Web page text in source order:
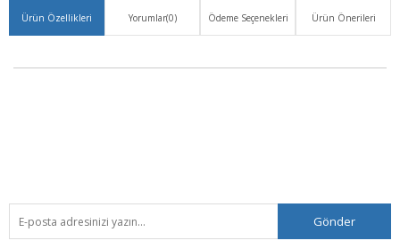
Ürün Özellikleri Yorumlar(0) Ödeme Seçenekleri Ürün Önerileri
Gönder